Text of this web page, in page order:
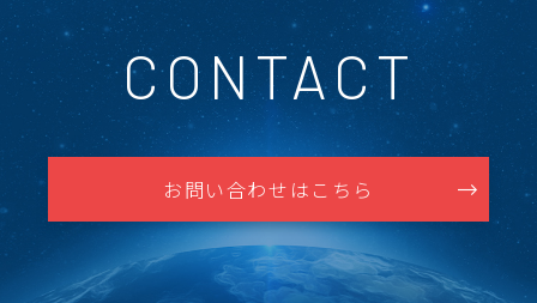
CONTACT
お問い合わせはこちら